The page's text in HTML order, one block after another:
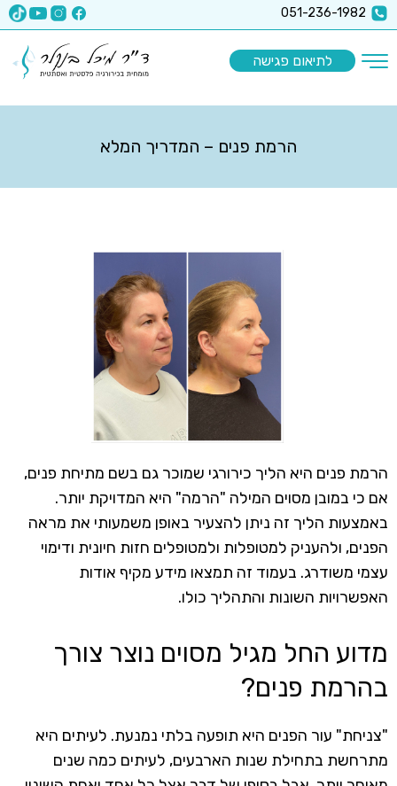
x-api-key":"6512a67ea5f63b3ec1a8b9e9
051-236-1982
לתיאום פגישה
הרמת פנים – המדריך המלא
הרמת פנים היא הליך כירורגי שמוכר גם בשם מתיחת פנים,
אם כי במובן מסוים המילה "הרמה" היא המדויקת יותר.
באמצעות הליך זה ניתן להצעיר באופן משמעותי את מראה
הפנים, ולהעניק למטופלות ולמטופלים חזות חיונית ודימוי
עצמי משודרג. בעמוד זה תמצאו מידע מקיף אודות
האפשרויות השונות והתהליך כולו.
מדוע החל מגיל מסוים נוצר צורך
בהרמת פנים?
"צניחת" עור הפנים היא תופעה בלתי נמנעת. לעיתים היא
מתרחשת בתחילת שנות הארבעים, לעיתים כמה שנים